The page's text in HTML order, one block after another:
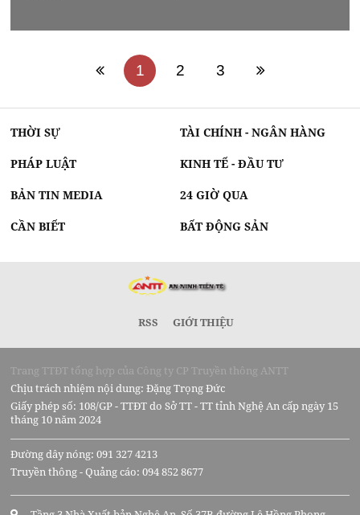
1 2 3
THỜI SỰ TÀI CHÍNH - NGÂN HÀNG
PHÁP LUẬT KINH TẾ - ĐẦU TƯ
BẢN TIN MEDIA 24 GIỜ QUA
CẦN BIẾT BẤT ĐỘNG SẢN
RSS GIỚI THIỆU
Trang TTĐT tổng hợp của Công ty CP Truyền thông ANTT
Chịu trách nhiệm nội dung: Đặng Trọng Đức
Giấy phép số: 108/GP - TTĐT do Sở TT - TT tỉnh Nghệ An cấp ngày 15
tháng 10 năm 2024
Đường dây nóng: 091 327 4213
Truyền thông - Quảng cáo: 094 852 8677